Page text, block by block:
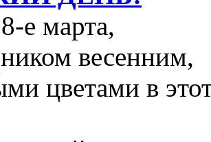
е марта,
весенним,
цветами в